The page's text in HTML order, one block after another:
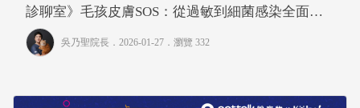
診聊室》毛孩皮膚SOS：從過敏到細菌感染全面解
析
吳乃聖院長 ．2026-01-27． 瀏覽 332